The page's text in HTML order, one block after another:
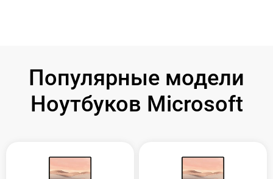
Популярные модели
Ноутбуков Microsoft